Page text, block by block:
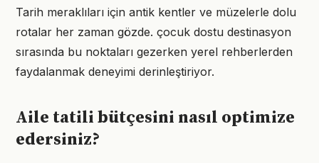
Tarih meraklıları için antik kentler ve müzelerle dolu
rotalar her zaman gözde. çocuk dostu destinasyon
sırasında bu noktaları gezerken yerel rehberlerden
faydalanmak deneyimi derinleştiriyor.
Aile tatili bütçesini nasıl optimize
edersiniz?